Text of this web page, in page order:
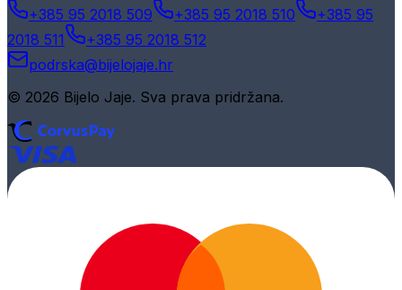
+385 95 2018 509 +385 95 2018 510
+385 95
2018 511
+385 95 2018 512
podrska@bijelojaje.hr
© 2026 Bijelo Jaje. Sva prava pridržana.